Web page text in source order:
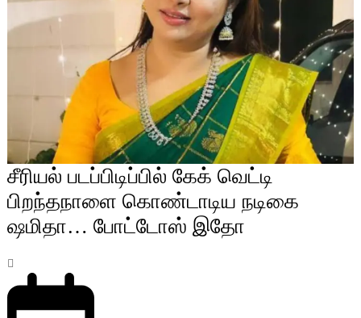
சீரியல் படப்பிடிப்பில் கேக் வெட்டி
பிறந்தநாளை கொண்டாடிய நடிகை
ஷமிதா… போட்டோஸ் இதோ